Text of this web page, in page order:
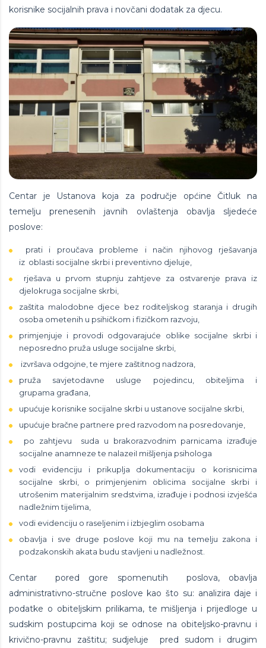
korisnike socijalnih prava i novčani dodatak za djecu.
Centar je Ustanova koja za područje općine Čitluk na
temelju prenesenih javnih ovlaštenja obavlja sljedeće
poslove:
prati i proučava probleme i način njihovog rješavanja
iz oblasti socijalne skrbi i preventivno djeluje,
rješava u prvom stupnju zahtjeve za ostvarenje prava iz
djelokruga socijalne skrbi,
zaštita malodobne djece bez roditeljskog staranja i drugih
osoba ometenih u psihičkom i fizičkom razvoju,
primjenjuje i provodi odgovarajuće oblike socijalne skrbi i
neposredno pruža usluge socijalne skrbi,
izvršava odgojne, te mjere zaštitnog nadzora,
pruža savjetodavne usluge pojedincu, obiteljima i
grupama građana,
upućuje korisnike socijalne skrbi u ustanove socijalne skrbi,
upućuje bračne partnere pred razvodom na posredovanje,
po zahtjevu suda u brakorazvodnim parnicama izrađuje
socijalne anamneze te nalazeiI mišljenja psihologa
vodi evidenciju i prikuplja dokumentaciju o korisnicima
socijalne skrbi, o primjenjenim oblicima socijalne skrbi i
utrošenim materijalnim sredstvima, izrađuje i podnosi izvješća
nadležnim tijelima,
vodi evidenciju o raseljenim i izbjeglim osobama
obavlja i sve druge poslove koji mu na temelju zakona i
podzakonskih akata budu stavljeni u nadležnost.
Centar pored gore spomenutih poslova, obavlja
administrativno-stručne poslove kao što su: analizira daje i
podatke o obiteljskim prilikama, te mišljenja i prijedloge u
sudskim postupcima koji se odnose na obiteljsko-pravnu i
krivično-pravnu zaštitu; sudjeluje pred sudom i drugim